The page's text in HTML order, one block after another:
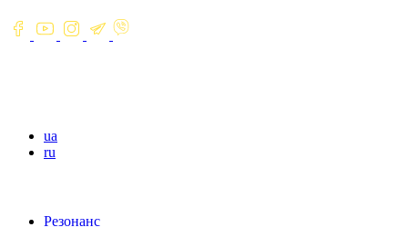
ua
ru
Резонанс